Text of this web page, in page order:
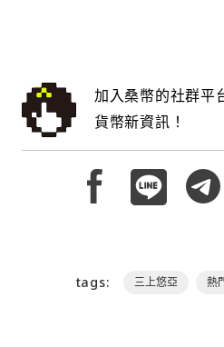
加入桑幣的社群平
貨幣新資訊！
tags: 三上悠亞 熱